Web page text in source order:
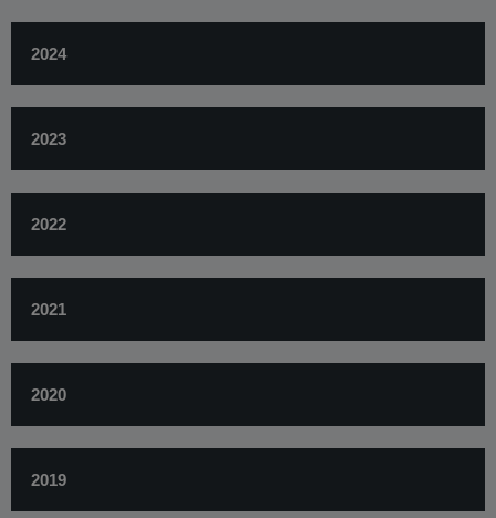
2024
2023
2022
2021
2020
​2019​